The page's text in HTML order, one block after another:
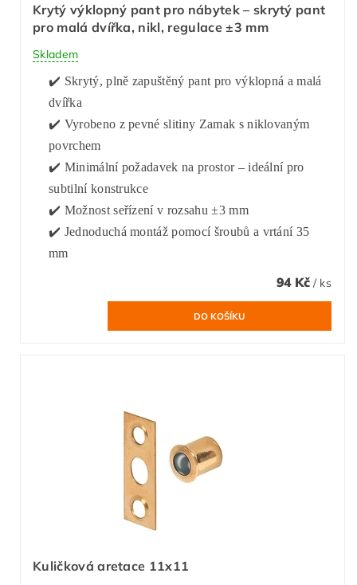
Krytý výklopný pant pro nábytek – skrytý pant
pro malá dvířka, nikl, regulace ±3 mm
Skladem
✔️ Skrytý, plně zapuštěný pant pro výklopná a malá
dvířka
✔️ Vyrobeno z pevné slitiny Zamak s niklovaným
povrchem
✔️ Minimální požadavek na prostor – ideální pro
subtilní konstrukce
✔️ Možnost seřízení v rozsahu ±3 mm
✔️ Jednoduchá montáž pomocí šroubů a vrtání 35
mm
94 Kč / ks
Kuličková aretace 11x11